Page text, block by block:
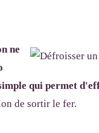
ne
qui permet
de sortir le fer.